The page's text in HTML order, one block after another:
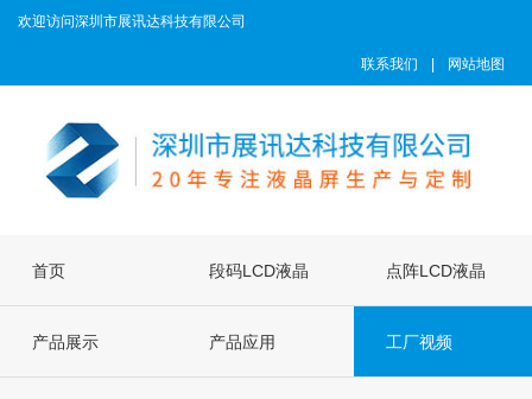
欢迎访问深圳市展讯达科技有限公司
联系我们 网站地图
首页 段码LCD液晶
屏
点阵LCD液晶
屏
产品展示 产品应用 工厂视频